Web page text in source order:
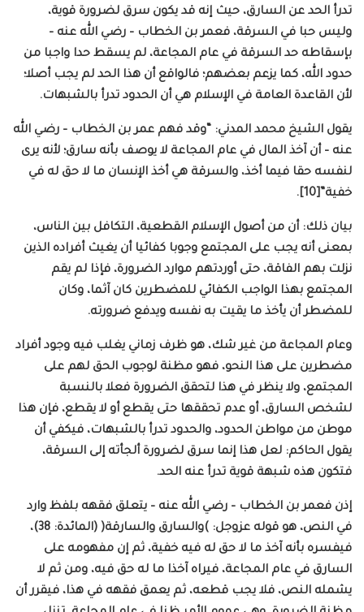
تدرأ الحد عن السارق، حيث إنه قد يكون سرق لضرورة قوية،
وليس حبا في السرقة، فعمر بن الخطاب – رضي الله عنه –
بإسقاطه حد السرقة في عام المجاعة، لم يسقط حدا واجبا من
حدود الله، كما يزعم بعضهم؛ فالواقع أن هذا الحد لم يجب أصلا؛
لأن القاعدة العامة في الإسلام هي أن الحدود تدرأ بالشبهات.
يقول الشيخ محمد المدني: “وقد فهم عمر بن الخطاب – رضي الله
عنه – أن آخذ المال في عام المجاعة لا يوصف بأنه سارق؛ لأنه يرى
لنفسه حقا فيما أخذ، والسرقة هي أخذ الإنسان ما لا حق له في
خفية”[10].
بيان ذلك: أن من أصول الإسلام القطعية، التكافل بين الناس،
بمعنى أنه يجب على المجتمع وجوبا كفائيا أن يغيث أفراده الذين
نزلت بهم الفاقة، حتى أوردتهم موارد الضرورة، فإذا لم يقم
المجتمع بهذا الواجب الكفائي للمضطرين كان آثما، وكان
للمضطر أن يأخذ ما يقيت به نفسه ويدفع ضرورته.
وعام المجاعة من غير شك، هو ظرف زماني يغلب فيه وجود أفراد
مضطرين على هذا النحو، فهو مظنة لوجوب الحق لهم على
المجتمع، ولا ينظر في هذا لتحقق الضرورة فعلا بالنسبة
لشخص السارق، أو عدم تحققها حتى يقطع أو لا يقطع، فإن هذا
موطن من مواطن الحدود، والحدود تدرأ بالشبهات، فيكفي أن
يقول الحاكم: لعل هذا إنما سرق لضرورة ألجأته إلى السرقة،
فتكون هذه شبهة قوية تدرأ عنه الحد.
إذن فعمر بن الخطاب – رضي الله عنه – يتعلق فقهه بلفظ وارد
في النص، هو قوله عزوجل: )والسارق والسارقة( (المائدة: 38)،
فيفسره بأنه آخذ ما لا حق له فيه خفية، ثم إن مفهومه على
السارق في عام المجاعة، فيراه آخذا ما له حق فيه، ومن ثم لا
يشمله النص، فلا يجب قطعه، ثم يعمق فقهه في هذا، فيقرر أن